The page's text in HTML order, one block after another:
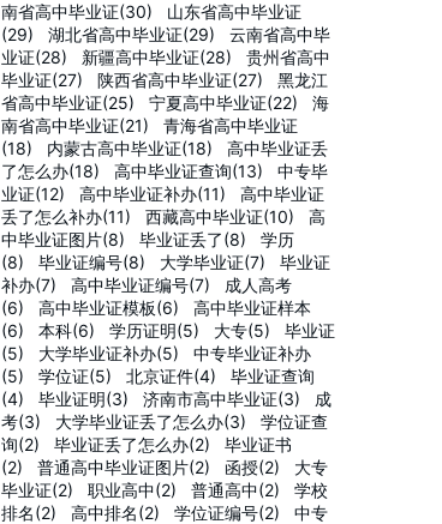
南省高中毕业证(30)
山东省高中毕业证
(29)
湖北省高中毕业证(29)
云南省高中毕
业证(28)
新疆高中毕业证(28)
贵州省高中
毕业证(27)
陕西省高中毕业证(27)
黑龙江
省高中毕业证(25)
宁夏高中毕业证(22)
海
南省高中毕业证(21)
青海省高中毕业证
(18)
内蒙古高中毕业证(18)
高中毕业证丢
了怎么办(18)
高中毕业证查询(13)
中专毕
业证(12)
高中毕业证补办(11)
高中毕业证
丢了怎么补办(11)
西藏高中毕业证(10)
高
中毕业证图片(8)
毕业证丢了(8)
学历
(8)
毕业证编号(8) 大学毕业证(7)
毕业证
补办(7)
高中毕业证编号(7)
成人高考
(6)
高中毕业证模板(6)
高中毕业证样本
(6)
本科(6) 学历证明(5) 大专(5)
毕业证
(5)
大学毕业证补办(5)
中专毕业证补办
(5)
学位证(5) 北京证件(4)
毕业证查询
(4)
毕业证明(3) 济南市高中毕业证(3)
成
考(3)
大学毕业证丢了怎么办(3)
学位证查
询(2)
毕业证丢了怎么办(2)
毕业证书
(2)
普通高中毕业证图片(2) 函授(2)
大专
毕业证(2)
职业高中(2) 普通高中(2)
学校
排名(2)
高中排名(2) 学位证编号(2)
中专